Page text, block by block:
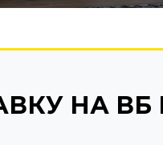
НА ВБ